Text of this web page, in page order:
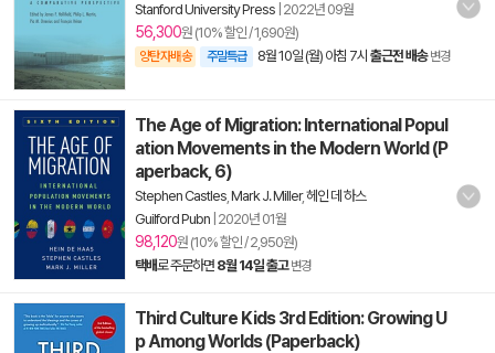
Stanford University Press 2022년 09월
56,300원 (10% 할인 / 1,690원)
양탄자배송 주말특급 8월 10일 (월) 아침 7시 출근전 배송 변경
The Age of Migration: International Popul
ation Movements in the Modern World (P
aperback, 6)
Stephen Castles Mark J. Miller,헤인 데 하스
Guilford Pubn 2020년 01월
98,120원 (10% 할인 / 2,950원)
택배로 주문하면 8월 14일 출고 변경
Third Culture Kids 3rd Edition: Growing U
p Among Worlds (Paperback)